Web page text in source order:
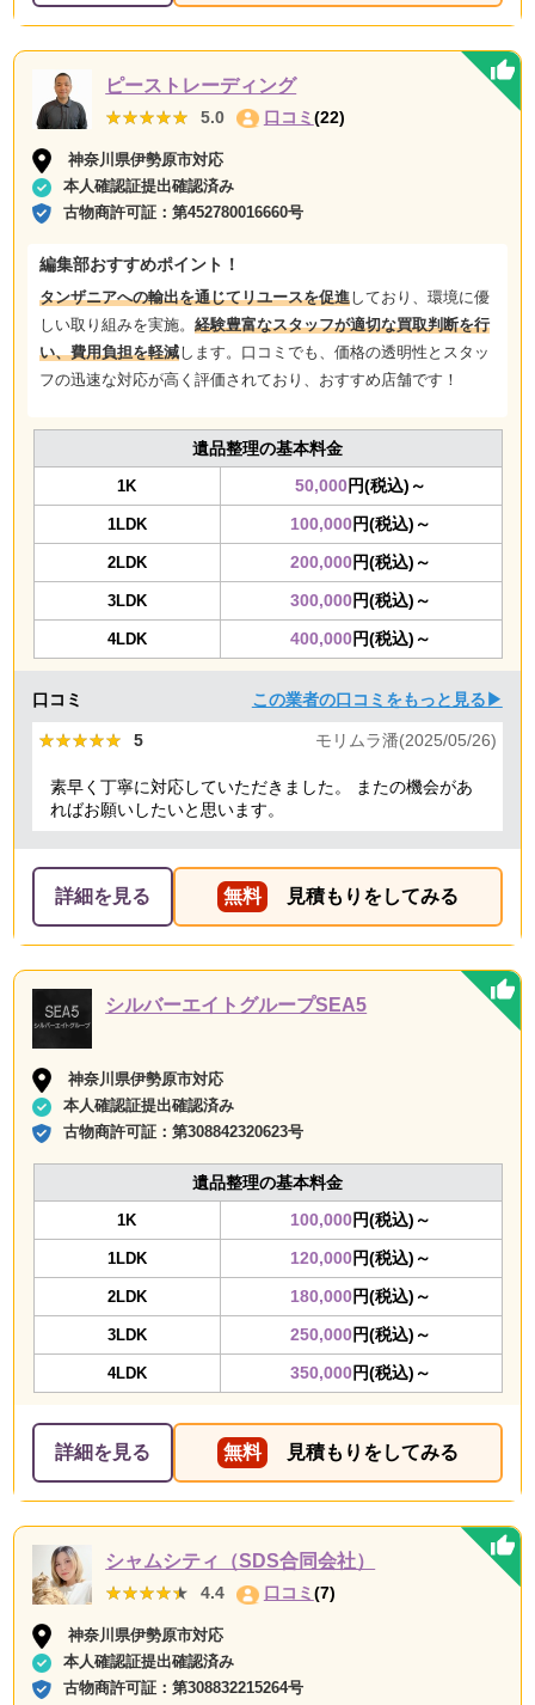
ピーストレーディング
★★★★★
★★★★★ 5.0 口コミ (22)
神奈川県伊勢原市対応
本人確認証提出確認済み
古物商許可証：第452780016660号
編集部おすすめポイント！
タンザニアへの輸出を通じてリユースを促進しており、環境に優
しい取り組みを実施。 経験豊富なスタッフが適切な買取判断を行
い、費用負担を軽減します。口コミでも、価格の透明性とスタッ
フの迅速な対応が高く評価されており、おすすめ店舗です！
遺品整理の基本料金
1K 50,000円(税込)～
1LDK 100,000円(税込)～
2LDK 200,000円(税込)～
3LDK 300,000円(税込)～
4LDK 400,000円(税込)～
口コミ この業者の口コミをもっと見る▶
★★★★★
★★★★★ 5 モリムラ潘(2025/05/26)
素早く丁寧に対応していただきました。 またの機会があ
ればお願いしたいと思います。
詳細を見る 無料 見積もりをしてみる
シルバーエイトグループSEA5
神奈川県伊勢原市対応
本人確認証提出確認済み
古物商許可証：第308842320623号
遺品整理の基本料金
1K 100,000円(税込)～
1LDK 120,000円(税込)～
2LDK 180,000円(税込)～
3LDK 250,000円(税込)～
4LDK 350,000円(税込)～
詳細を見る 無料 見積もりをしてみる
シャムシティ（SDS合同会社）
★★★★★
★★★★★ 4.4 口コミ(7)
神奈川県伊勢原市対応
本人確認証提出確認済み
古物商許可証：第308832215264号